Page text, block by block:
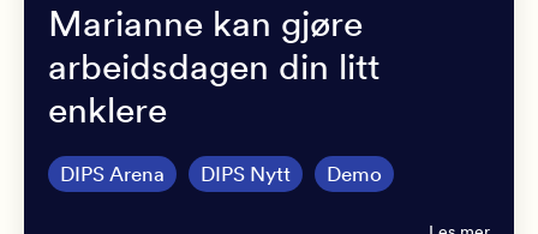
Marianne kan gjøre
arbeidsdagen din litt
enklere
DIPS Arena DIPS Nytt Demo